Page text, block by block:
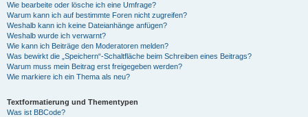
Wie bearbeite oder lösche ich eine Umfrage?
Warum kann ich auf bestimmte Foren nicht zugreifen?
Weshalb kann ich keine Dateianhänge anfügen?
Weshalb wurde ich verwarnt?
Wie kann ich Beiträge den Moderatoren melden?
Was bewirkt die „Speichern“-Schaltfläche beim Schreiben eines Beitrags?
Warum muss mein Beitrag erst freigegeben werden?
Wie markiere ich ein Thema als neu?
Textformatierung und Thementypen
Was ist BBCode?